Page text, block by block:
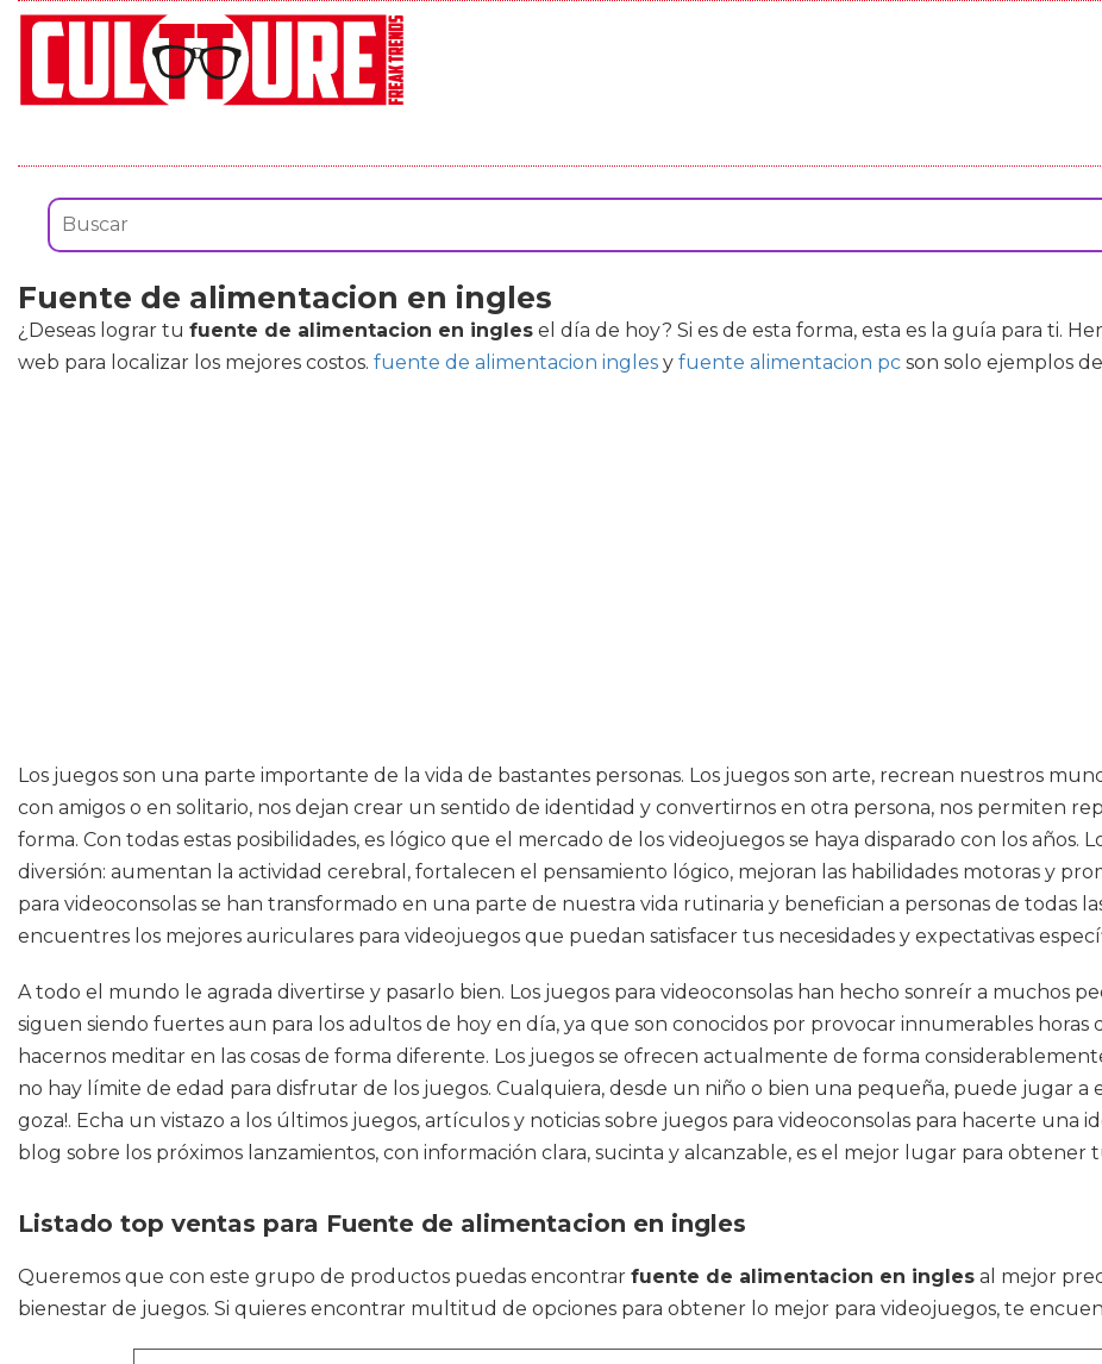
Fuente de alimentacion en ingles
¿Deseas lograr tu fuente de alimentacion en ingles el día de hoy? Si es de esta forma, esta es la guía para ti.
web para localizar los mejores costos. fuente de alimentacion ingles y fuente alimentacion pc son solo ejemplos
Los juegos son una parte importante de la vida de bastantes personas. Los juegos son arte, recrean nuestros
con amigos o en solitario, nos dejan crear un sentido de identidad y convertirnos en otra persona, nos permiten
forma. Con todas estas posibilidades, es lógico que el mercado de los videojuegos se haya disparado con los años.
diversión: aumentan la actividad cerebral, fortalecen el pensamiento lógico, mejoran las habilidades motoras y
para videoconsolas se han transformado en una parte de nuestra vida rutinaria y benefician a personas de todas
encuentres los mejores auriculares para videojuegos que puedan satisfacer tus necesidades y expectativas
A todo el mundo le agrada divertirse y pasarlo bien. Los juegos para videoconsolas han hecho sonreír a muchos
siguen siendo fuertes aun para los adultos de hoy en día, ya que son conocidos por provocar innumerables horas
hacernos meditar en las cosas de forma diferente. Los juegos se ofrecen actualmente de forma
no hay límite de edad para disfrutar de los juegos. Cualquiera, desde un niño o bien una pequeña, puede jugar a
goza!. Echa un vistazo a los últimos juegos, artículos y noticias sobre juegos para videoconsolas para hacerte una
blog sobre los próximos lanzamientos, con información clara, sucinta y alcanzable, es el mejor lugar para obtener
Listado top ventas para Fuente de alimentacion en ingles
Queremos que con este grupo de productos puedas encontrar fuente de alimentacion en ingles al mejor
bienestar de juegos. Si quieres encontrar multitud de opciones para obtener lo mejor para videojuegos, te